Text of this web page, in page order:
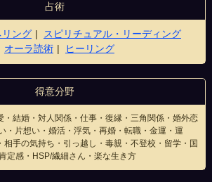
占術
ング
スピリチュアル・リーディング
オーラ読術 ヒーリング
得意分野
・結婚・対人関係・仕事・復縁・三角関係・婚外恋
・片想い・婚活・浮気・再婚・転職・金運・運
相手の気持ち・引っ越し・毒親・不登校・留学・国
定感・HSP/繊細さん・楽な生き方